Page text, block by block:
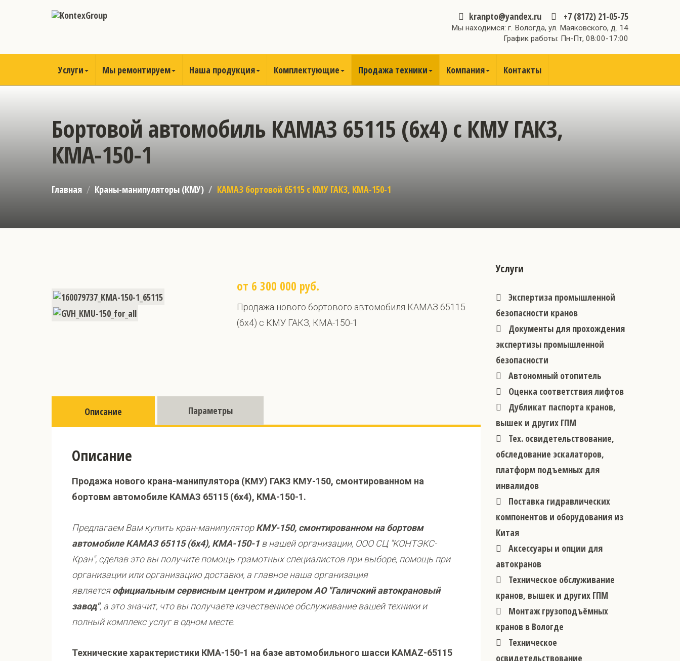
kranpto@yandex.ru +7 (8172) 21-05-75
Мы находимся: г. Вологда, ул. Маяковского, д. 14
График работы: Пн-Пт, 08:00-17:00
Услуги Мы ремонтируем Наша продукция Комплектующие Продажа техники Компания Контакты
Бортовой автомобиль КАМАЗ 65115 (6х4) с КМУ ГАКЗ,
КМА-150-1
Главная Краны-манипуляторы (КМУ) КАМАЗ бортовой 65115 с КМУ ГАКЗ, КМА-150-1
от 6 300 000 руб.
Продажа нового бортового автомобиля КАМАЗ 65115
(6х4) с КМУ ГАКЗ, КМА-150-1
Описание Параметры
Описание
Продажа нового крана-манипулятора (КМУ) ГАКЗ КМУ-150, смонтированном на
бортовм автомобиле КАМАЗ 65115 (6х4), КМА-150-1.
Предлагаем Вам купить кран-манипуляторКМУ-150, смонтированном на бортовм
автомобиле КАМАЗ 65115 (6х4), КМА-150-1 в нашей организации, ООО СЦ "КОНТЭКС-
Кран", сделав это вы получите помощь грамотных специалистов при выборе, помощь при
организации или организацию доставки, а главное наша организация
являетсяофициальным сервисным центром и дилером АО "Галичский автокрановый
завод", а это значит, что вы получаете качественное обслуживание вашей техники и
полный комплекс услуг в одном месте.
Технические характеристики КМА-150-1 на базе автомобильного шасси KAMAZ-65115
Услуги
Экспертиза промышленной
безопасности кранов
Документы для прохождения
экспертизы промышленной
безопасности
Автономный отопитель
Оценка соответствия лифтов
Дубликат паспорта кранов,
вышек и других ГПМ
Тех. освидетельствование,
обследование эскалаторов,
платформ подъемных для
инвалидов
Поставка гидравлических
компонентов и оборудования из
Китая
Аксессуары и опции для
автокранов
Техническое обслуживание
кранов, вышек и других ГПМ
Монтаж грузоподъёмных
кранов в Вологде
Техническое
освидетельствование